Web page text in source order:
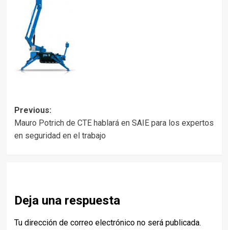
Post
navigation
Previous:
Mauro Potrich de CTE hablará en SAIE para los expertos
en seguridad en el trabajo
Deja una respuesta
Tu dirección de correo electrónico no será publicada.